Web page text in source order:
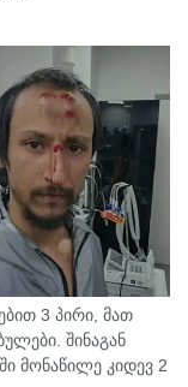
3 პირი, მათ
შინაგან
მონაწილე კიდევ 2